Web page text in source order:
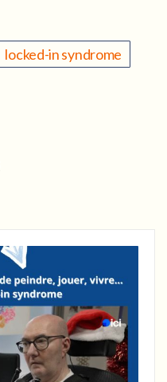
locked-in syndrome